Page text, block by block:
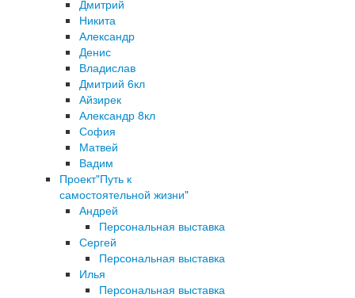
Дмитрий
Никита
Александр
Денис
Владислав
Дмитрий 6кл
Айзирек
Александр 8кл
София
Матвей
Вадим
Проект"Путь к
самостоятельной жизни"
Андрей
Персональная выставка
Сергей
Персональная выставка
Илья
Персональная выставка